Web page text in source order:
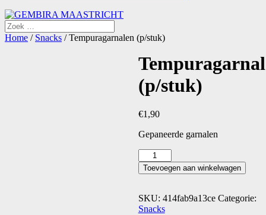
Home / Snacks / Tempuragarnalen (p/stuk)
(p/stuk)
€1,90
Gepaneerde garnalen
Tempuragarnalen
(p/stuk)
aantal
Toevoegen aan winkelwagen
SKU: 414fab9a13ce Categorie:
Snacks